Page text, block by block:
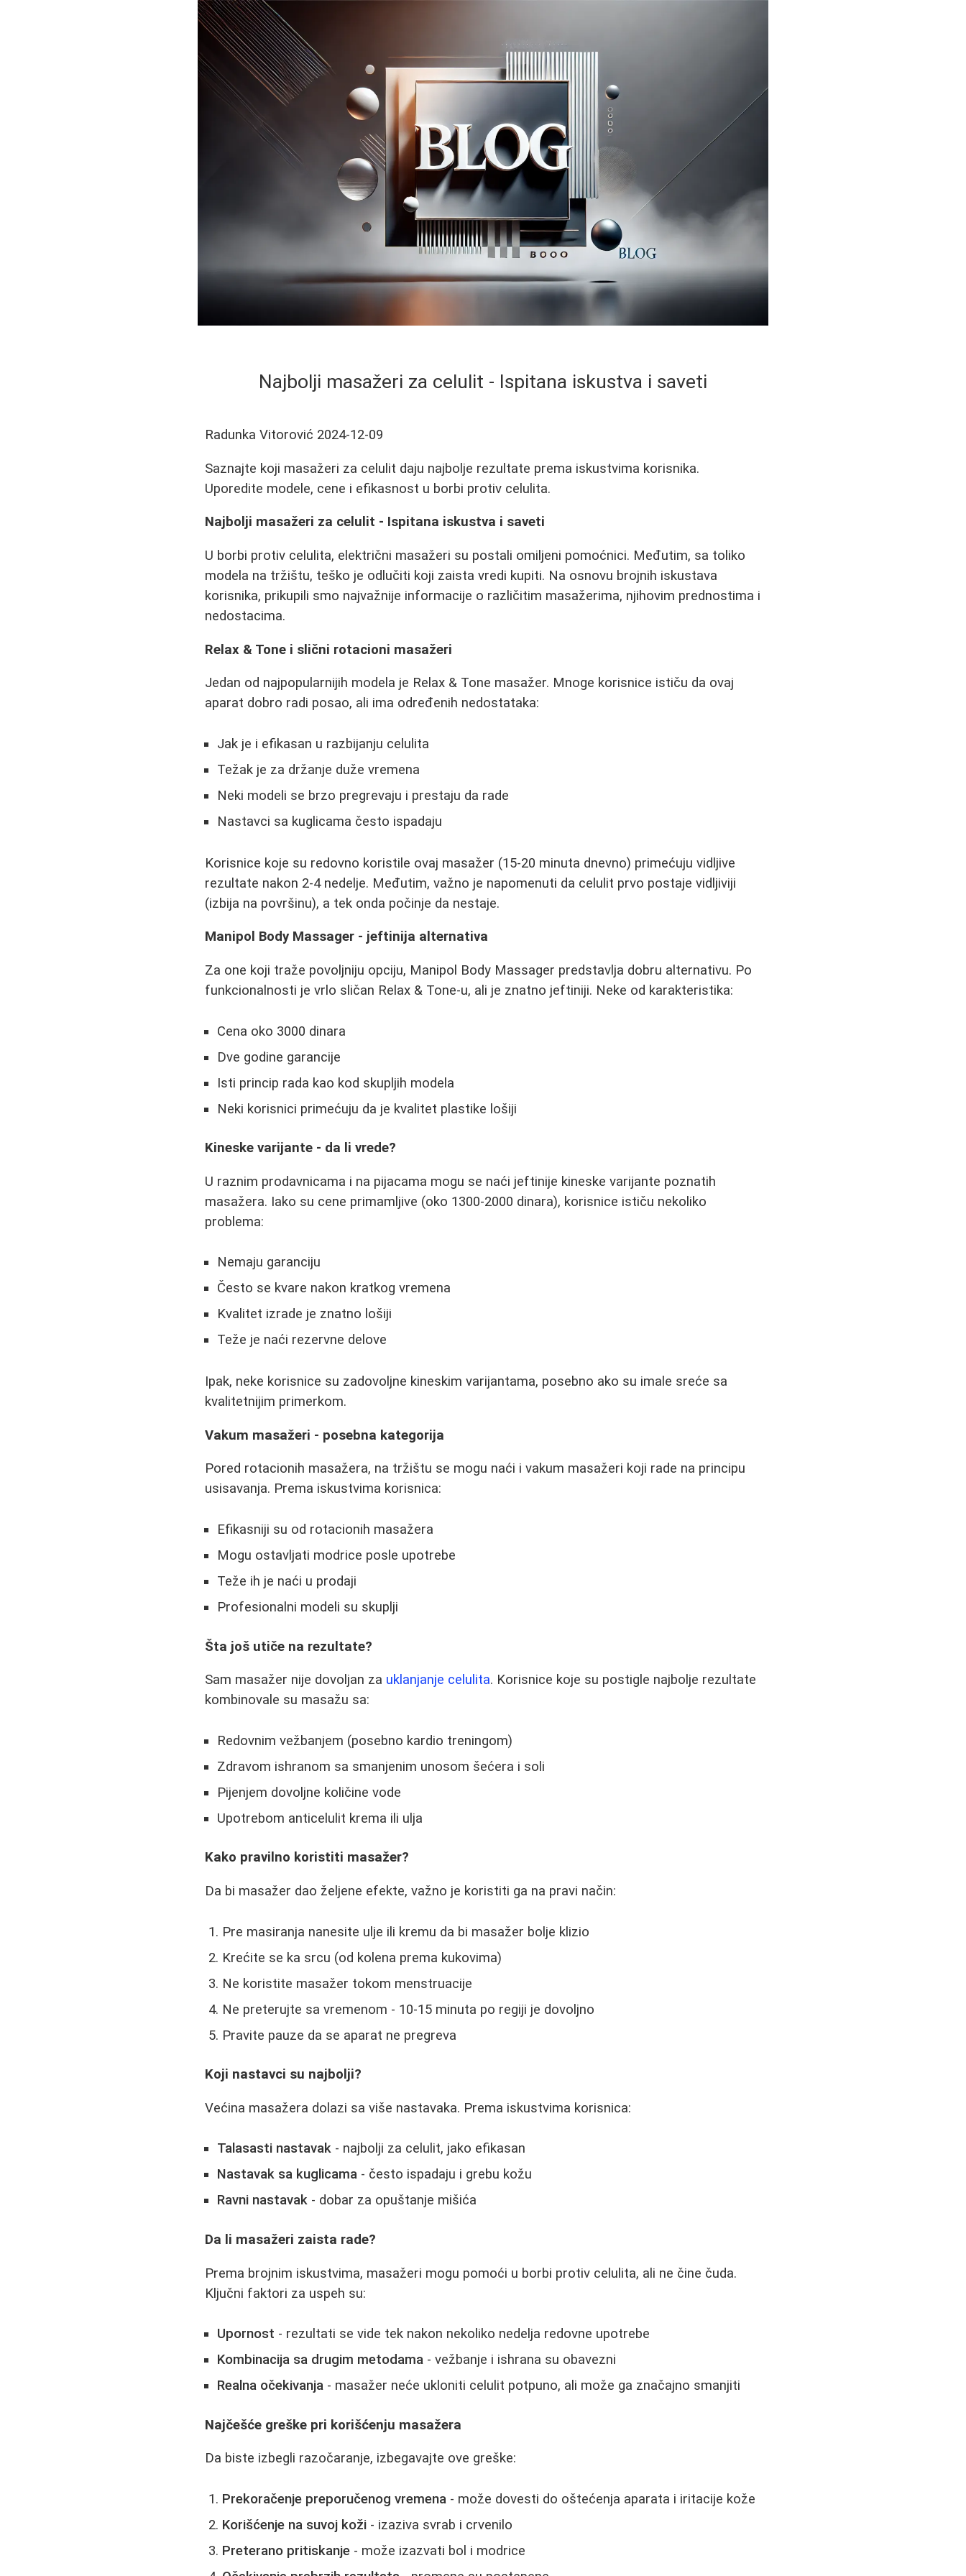
Najbolji masažeri za celulit - Ispitana iskustva i saveti
Radunka Vitorović 2024-12-09
Saznajte koji masažeri za celulit daju najbolje rezultate prema iskustvima korisnika.
Uporedite modele, cene i efikasnost u borbi protiv celulita.
Najbolji masažeri za celulit - Ispitana iskustva i saveti
U borbi protiv celulita, električni masažeri su postali omiljeni pomoćnici. Međutim, sa toliko
modela na tržištu, teško je odlučiti koji zaista vredi kupiti. Na osnovu brojnih iskustava
korisnika, prikupili smo najvažnije informacije o različitim masažerima, njihovim prednostima i
nedostacima.
Relax & Tone i slični rotacioni masažeri
Jedan od najpopularnijih modela je Relax & Tone masažer. Mnoge korisnice ističu da ovaj
aparat dobro radi posao, ali ima određenih nedostataka:
Jak je i efikasan u razbijanju celulita
Težak je za držanje duže vremena
Neki modeli se brzo pregrevaju i prestaju da rade
Nastavci sa kuglicama često ispadaju
Korisnice koje su redovno koristile ovaj masažer (15-20 minuta dnevno) primećuju vidljive
rezultate nakon 2-4 nedelje. Međutim, važno je napomenuti da celulit prvo postaje vidljiviji
(izbija na površinu), a tek onda počinje da nestaje.
Manipol Body Massager - jeftinija alternativa
Za one koji traže povoljniju opciju, Manipol Body Massager predstavlja dobru alternativu. Po
funkcionalnosti je vrlo sličan Relax & Tone-u, ali je znatno jeftiniji. Neke od karakteristika:
Cena oko 3000 dinara
Dve godine garancije
Isti princip rada kao kod skupljih modela
Neki korisnici primećuju da je kvalitet plastike lošiji
Kineske varijante - da li vrede?
U raznim prodavnicama i na pijacama mogu se naći jeftinije kineske varijante poznatih
masažera. Iako su cene primamljive (oko 1300-2000 dinara), korisnice ističu nekoliko
problema:
Nemaju garanciju
Često se kvare nakon kratkog vremena
Kvalitet izrade je znatno lošiji
Teže je naći rezervne delove
Ipak, neke korisnice su zadovoljne kineskim varijantama, posebno ako su imale sreće sa
kvalitetnijim primerkom.
Vakum masažeri - posebna kategorija
Pored rotacionih masažera, na tržištu se mogu naći i vakum masažeri koji rade na principu
usisavanja. Prema iskustvima korisnica:
Efikasniji su od rotacionih masažera
Mogu ostavljati modrice posle upotrebe
Teže ih je naći u prodaji
Profesionalni modeli su skuplji
Šta još utiče na rezultate?
Sam masažer nije dovoljan za uklanjanje celulita. Korisnice koje su postigle najbolje rezultate
kombinovale su masažu sa:
Redovnim vežbanjem (posebno kardio treningom)
Zdravom ishranom sa smanjenim unosom šećera i soli
Pijenjem dovoljne količine vode
Upotrebom anticelulit krema ili ulja
Kako pravilno koristiti masažer?
Da bi masažer dao željene efekte, važno je koristiti ga na pravi način:
Pre masiranja nanesite ulje ili kremu da bi masažer bolje klizio
Krećite se ka srcu (od kolena prema kukovima)
Ne koristite masažer tokom menstruacije
Ne preterujte sa vremenom - 10-15 minuta po regiji je dovoljno
Pravite pauze da se aparat ne pregreva
Koji nastavci su najbolji?
Većina masažera dolazi sa više nastavaka. Prema iskustvima korisnica:
Talasasti nastavak - najbolji za celulit, jako efikasan
Nastavak sa kuglicama - često ispadaju i grebu kožu
Ravni nastavak - dobar za opuštanje mišića
Da li masažeri zaista rade?
Prema brojnim iskustvima, masažeri mogu pomoći u borbi protiv celulita, ali ne čine čuda.
Ključni faktori za uspeh su:
Upornost - rezultati se vide tek nakon nekoliko nedelja redovne upotrebe
Kombinacija sa drugim metodama - vežbanje i ishrana su obavezni
Realna očekivanja - masažer neće ukloniti celulit potpuno, ali može ga značajno smanjiti
Najčešće greške pri korišćenju masažera
Da biste izbegli razočaranje, izbegavajte ove greške:
Prekoračenje preporučenog vremena - može dovesti do oštećenja aparata i iritacije kože
Korišćenje na suvoj koži - izaziva svrab i crvenilo
Preterano pritiskanje - može izazvati bol i modrice